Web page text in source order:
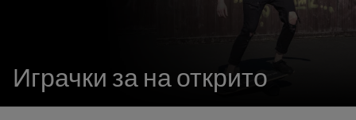
Играчки за на открито